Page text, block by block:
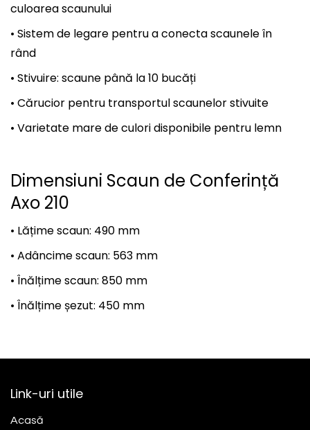
culoarea scaunului
• Sistem de legare pentru a conecta scaunele în
rând
• Stivuire: scaune până la 10 bucăți
• Cărucior pentru transportul scaunelor stivuite
• Varietate mare de culori disponibile pentru lemn
Dimensiuni Scaun de Conferință
Axo 210
• Lățime scaun: 490 mm
• Adâncime scaun: 563 mm
• Înălțime scaun: 850 mm
• Înălțime șezut: 450 mm
Link-uri utile
Acasă​